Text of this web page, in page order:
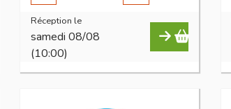
Réception le
samedi 08/08
(10:00)